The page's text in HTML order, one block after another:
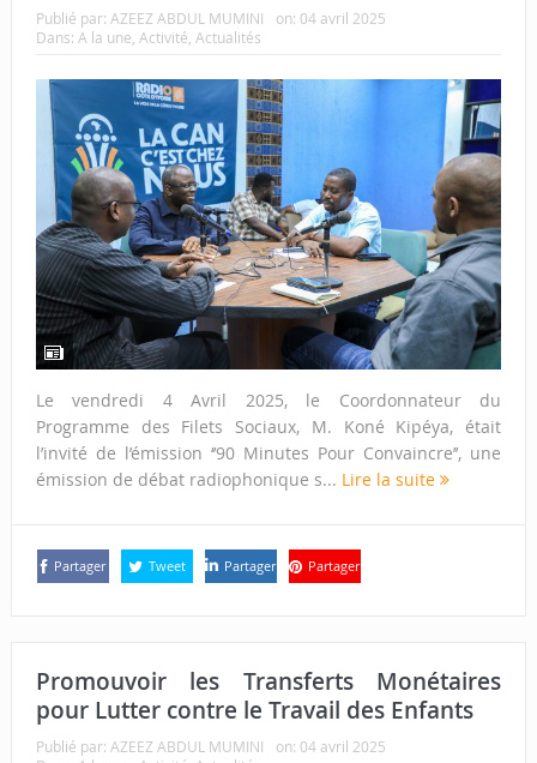
Publié par: AZEEZ ABDUL MUMINI on: 04 avril 2025
Dans: A la une, Activité, Actualités
Le vendredi 4 Avril 2025, le Coordonnateur du
Programme des Filets Sociaux, M. Koné Kipéya, était
l’invité de l’émission ‘’90 Minutes Pour Convaincre’’, une
émission de débat radiophonique s... Lire la suite
Partager Tweet Partager Partager
Promouvoir les Transferts Monétaires
pour Lutter contre le Travail des Enfants
Publié par: AZEEZ ABDUL MUMINI on: 04 avril 2025